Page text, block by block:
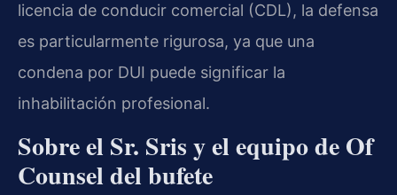
licencia de conducir comercial (CDL), la defensa
es particularmente rigurosa, ya que una
condena por DUI puede significar la
inhabilitación profesional.
Sobre el Sr. Sris y el equipo de Of
Counsel del bufete